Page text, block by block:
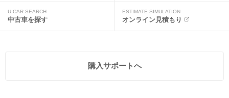
U CAR SEARCH
中古車を探す
ESTIMATE SIMULATION
オンライン見積もり
購入サポートへ